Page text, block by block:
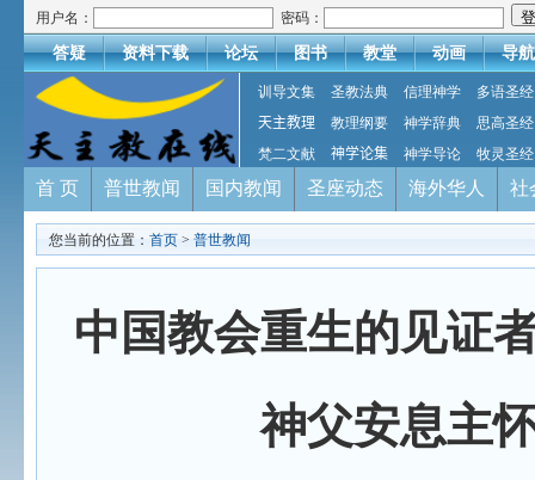
用户名： 密码：
答疑 资料下载 论坛 图书 教堂 动画 导航
训导文集 圣教法典 信理神学
多语圣经
天主教理
教理纲要 神学辞典
思高圣经
梵二文献
神学论集 神学导论 牧灵圣经
首 页 普世教闻 国内教闻 圣座动态 海外华人 社
您当前的位置： 首页 > 普世教闻
中国教会重生的见证
神父安息主